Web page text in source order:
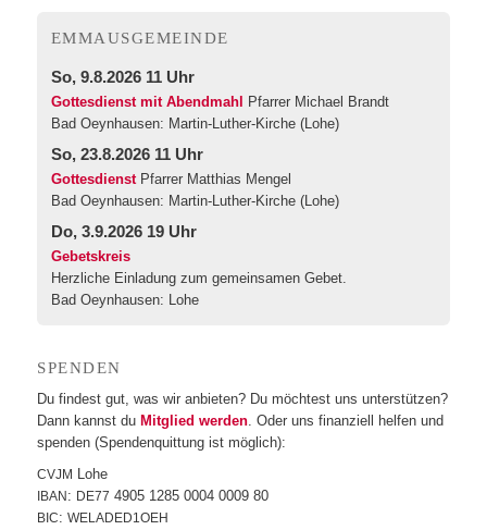
EMMA­US­GE­MEIN­DE
So, 9.8.2026 11 Uhr
Gottesdienst mit Abendmahl
Pfarrer Michael Brandt
Bad Oeynhausen: Martin-Luther-Kirche (Lohe)
So, 23.8.2026 11 Uhr
Gottesdienst Pfarrer Matthias Mengel
Bad Oeynhausen: Martin-Luther-Kirche (Lohe)
Do, 3.9.2026 19 Uhr
Gebetskreis
Herzliche Einladung zum gemeinsamen Gebet.
Bad Oeynhausen: Lohe
SPEN­DEN
Du fin­dest gut, was wir anbie­ten? Du möch­test uns unter­stüt­zen?
Dann kannst duMit­glied wer­den . Oder uns finan­zi­ell hel­fen und
spen­den (Spen­den­quit­tung ist möglich):
CVJM Lohe
IBAN : DE77 4905 1285 0004 0009 80
BIC:WELADED1OEH